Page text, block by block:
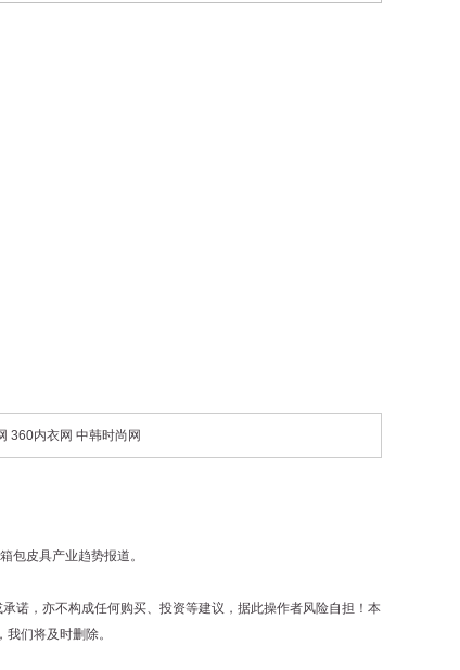
360内衣网 中韩时尚网
箱包皮具产业趋势报道。
诺，亦不构成任何购买、投资等建议，据此操作者风险自担！本
们将及时删除。